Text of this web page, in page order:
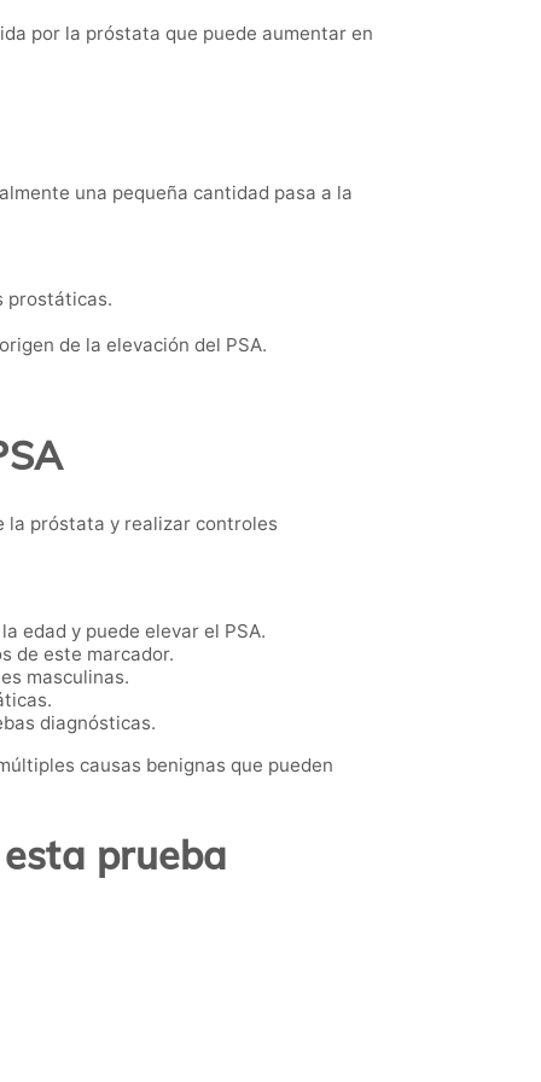
por la próstata que puede aumentar en
una pequeña cantidad pasa a la
prostáticas.
de la elevación del PSA.
la próstata y realizar controles
edad y puede elevar el PSA.
de este marcador.
masculinas.
diagnósticas.
causas benignas que pueden
prueba